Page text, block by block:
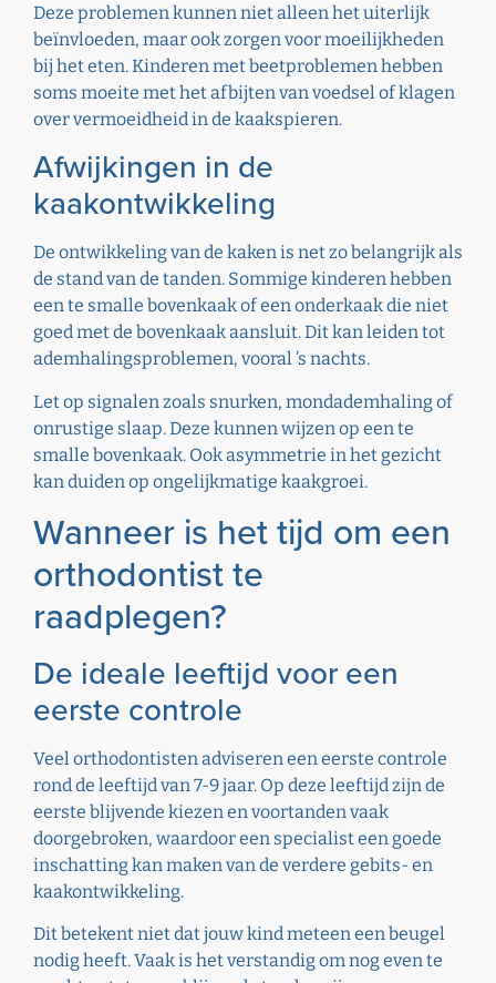
Deze problemen kunnen niet alleen het uiterlijk
beïnvloeden, maar ook zorgen voor moeilijkheden
bij het eten. Kinderen met beetproblemen hebben
soms moeite met het afbijten van voedsel of klagen
over vermoeidheid in de kaakspieren.
Afwijkingen in de
kaakontwikkeling
De ontwikkeling van de kaken is net zo belangrijk als
de stand van de tanden. Sommige kinderen hebben
een te smalle bovenkaak of een onderkaak die niet
goed met de bovenkaak aansluit. Dit kan leiden tot
ademhalingsproblemen, vooral ’s nachts.
Let op signalen zoals snurken, mondademhaling of
onrustige slaap. Deze kunnen wijzen op een te
smalle bovenkaak. Ook asymmetrie in het gezicht
kan duiden op ongelijkmatige kaakgroei.
Wanneer is het tijd om een
orthodontist te
raadplegen?
De ideale leeftijd voor een
eerste controle
Veel orthodontisten adviseren een eerste controle
rond de leeftijd van 7-9 jaar. Op deze leeftijd zijn de
eerste blijvende kiezen en voortanden vaak
doorgebroken, waardoor een specialist een goede
inschatting kan maken van de verdere gebits- en
kaakontwikkeling.
Dit betekent niet dat jouw kind meteen een beugel
nodig heeft. Vaak is het verstandig om nog even te